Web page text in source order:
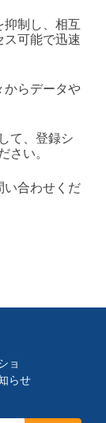
抑制し、相互
可能で迅速
からデータや
て、登録シ
い。
い合わせくだ
ョ
らせ